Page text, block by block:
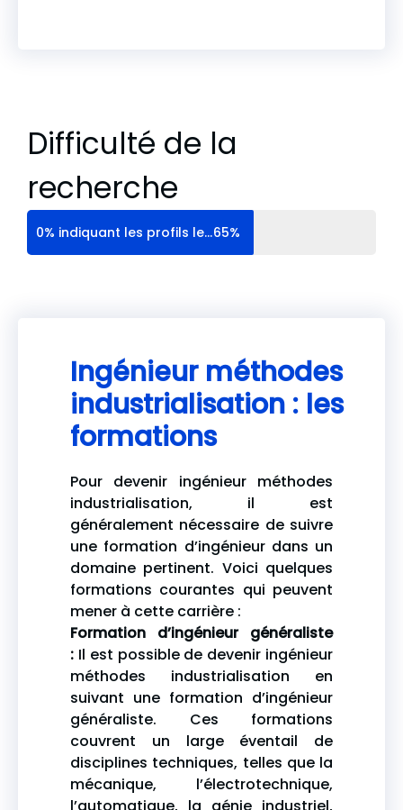
Difficulté de la
recherche
0% indiquant les profils les plus communs, et 100% les profils extrêmement rares65%
Ingénieur méthodes
industrialisation : les
formations
Pour devenir ingénieur méthodes
industrialisation, il est
généralement nécessaire de suivre
une formation d’ingénieur dans un
domaine pertinent. Voici quelques
formations courantes qui peuvent
mener à cette carrière :
Formation d’ingénieur généraliste
: Il est possible de devenir ingénieur
méthodes industrialisation en
suivant une formation d’ingénieur
généraliste. Ces formations
couvrent un large éventail de
disciplines techniques, telles que la
mécanique, l’électrotechnique,